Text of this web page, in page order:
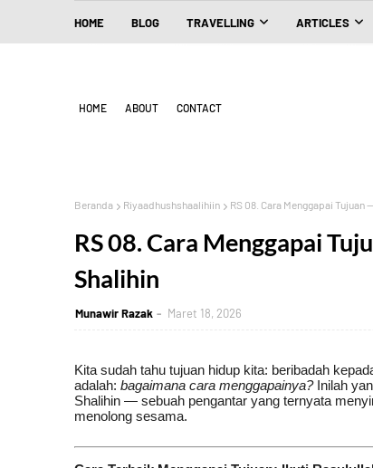
HOME BLOG TRAVELLING ARTICLES
HOME ABOUT CONTACT
Beranda Riyaadhushshaalihiin RS 08. Cara Menggapai
RS 08. Cara Menggapai
Shalihin
Munawir Razak Maret 18, 2026
Kita sudah tahu tujuan hidup kita: beribadah
adalah: bagaimana cara menggapainya?Inilah
Shalihin — sebuah pengantar yang ternyata
menolong sesama.